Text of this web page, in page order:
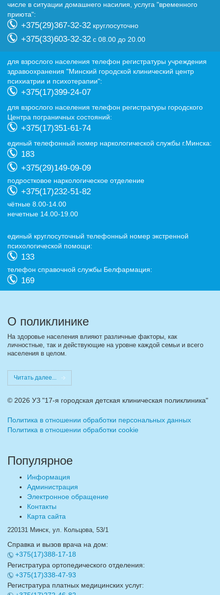
числе в ситуации домашнего насилия, услуга "временного
приюта":
+375(29)367-32-32 круглосуточно
+375(33)603-32-32 с 08.00 до 20.00
для взрослого населения телефон регистратуры учреждения
здравоохранения "Минский городской клинический центр
психиатрии и психотерапии":
+375(17)399-24-07
для взрослого населения телефон регистратуры городского
Центра пограничных состояний:
+375(17)351-61-74
eдиный телефонный номер наркологической службы г.Минска:
183
+375(29)149-09-09
подростковое наркологическое отделение
+375(17)232-51-82
чётные 8.00-14.00
нечетные 14.00-19.00
eдиный круглосуточный телефонный номер экстренной
психологической помощи:
133
телефон справочной службы Белфармация:
169
О поликлинике
На здоровье населения влияют различные факторы, как
личностные, так и действующие на уровне каждой семьи и всего
населения в целом.
Читать далее...
© 2026 УЗ "17-я городская детская клиническая поликлиника"
Политика в отношении обработки персональных данных
Политика в отношении обработки cookie
Популярное
Информация
Администрация
Электронное обращение
Контакты
Карта сайта
220131 Минск, ул. Кольцова, 53/1
Справка и вызов врача на дом:
+375(17)388-17-18
Регистратура ортопедического отделения:
+375(17)338-47-93
Регистратура платных медицинских услуг: